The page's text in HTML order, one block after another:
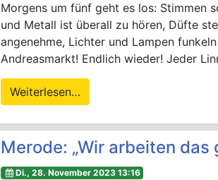
Morgens um fünf geht es los: Stimmen
und Metall ist überall zu hören, Düfte
angenehme, Lichter und Lampen
Andreasmarkt! Endlich wieder! Jeder
Weiterlesen…
Merode: „Wir arbeiten
Di., 28. November 2023 13:16